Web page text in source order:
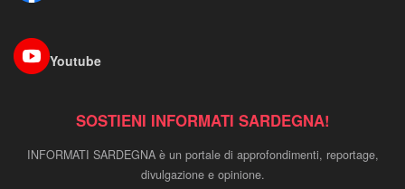
Youtube
SOSTIENI INFORMATI SARDEGNA!
INFORMATI SARDEGNA è un portale di approfondimenti, reportage,
divulgazione e opinione.